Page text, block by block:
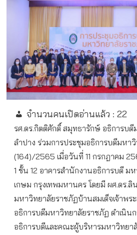
จำนวนคนเปิดอ่านแล้ว : 22
รศ.ดร.กิตติศักดิ์ สมุทธารักษ์ อธิการบ
ลำปาง ร่วมการประชุมอธิการบดีมหา
(164)/2565 เมื่อวันที่ 11 กรกฎาคม
1 ชั้น 12 อาคารสำนักงานอธิการบดี ม
เกษม กรุงเทพมหานคร โดยมี ผศ.ดร.
มหาวิทยาลัยราชภัฏบ้านสมเด็จเจ้าพร
อธิการบดีมหาวิทยาลัยราชภัฏ ดำเนิน
อธิการบดีและคณะผู้บริหารมหาวิทยา